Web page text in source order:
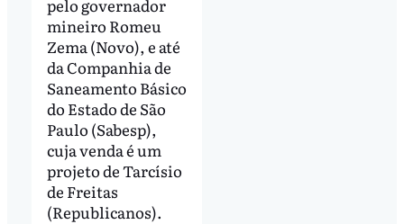
pelo governador
mineiro Romeu
Zema (Novo), e até
da Companhia de
Saneamento Básico
do Estado de São
Paulo (Sabesp),
cuja venda é um
projeto de Tarcísio
de Freitas
(Republicanos).